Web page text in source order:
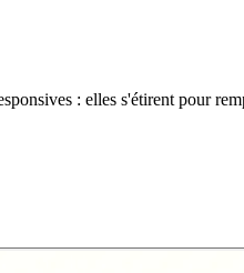
: elles s'étirent pour